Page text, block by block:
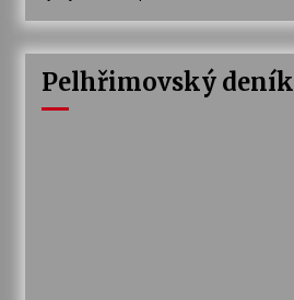
Pelhřimovský deník